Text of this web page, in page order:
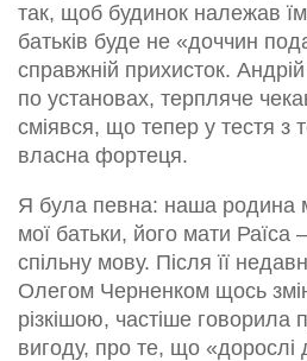
так, щоб будинок належав
батьків буде не «доччин
справжній прихисток.
по установах, терпляче
сміявся, що тепер у тестя з
власна фортеця.
Я була певна: наша родина
мої батьки, його мати Раїса
спільну мову. Після її
Олегом Черненком щось
різкішою, частіше говорила
вигоду, про те, що «дорослі